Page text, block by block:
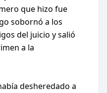
que hizo fue
sobornó a los
del juicio y salió
a la
desheredado a